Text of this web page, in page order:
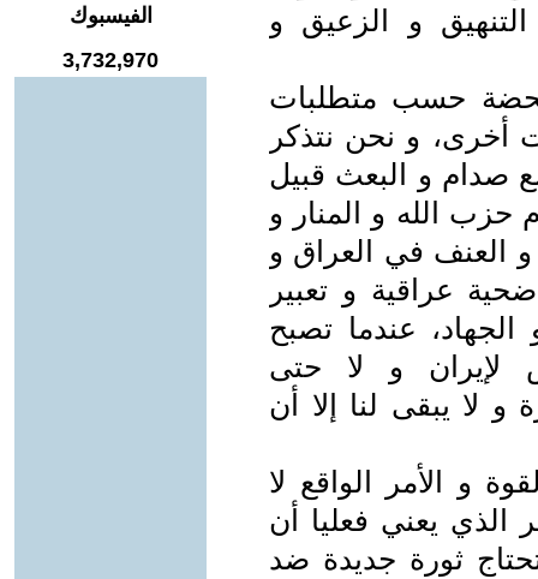
التنهيق و الزعيق و
محضة حسب متطلبات
أخرى، و نحن نتذكر
صدام و البعث قبيل
و إعلام حزب الله و المنار و
و العنف في العراق و
عراقية و تعبير
عندما تصبح
لإيران و لا حتى
و لا يبقى لنا إلا أن
و الأمر الواقع لا
الذي يعني فعليا أن
ثورة جديدة ضد
الفيسبوك
3,732,970